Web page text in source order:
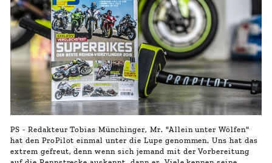
PS - Redakteur Tobias Münchinger, Mr. "Allein unter Wölfen"
hat den ProPilot einmal unter die Lupe genommen. Uns hat das
extrem gefreut, denn wenn sich jemand mit der Vorbereitung